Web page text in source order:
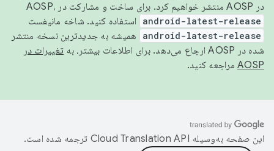
در AOSP منتشر خواهیم کرد. برای ساخت و مشارکت در AOSP،
android-latest-release استفاده کنید. شاخه مانیفست
android-latest-release
همیشه به جدیدترین نسخه منتشر
شده در AOSP ارجاع می‌دهد. برای اطلاعات بیشتر، به
تغییرات در
AOSP مراجعه کنید.
این صفحه به‌وسیله ترجمه شده است.